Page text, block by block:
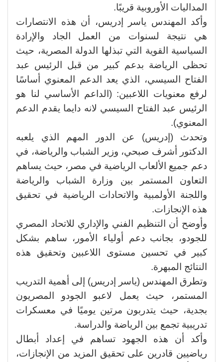
المداليات الأوروبية قريبًا.
وأكد المهندس ياسر إدريس، أن هذه الانتصارات
هي نتيجة لسنوات من العمل الجاد والإرادة
السياسية القوية التي تبذلها الدولة المصرية، حيث
تحظى الرياضة بدعم كبير من قبل الرئيس عبد
الفتاح السيسي، الذي يعد الدعم المعنوي أساسًا
لرفع معنويات اللاعبين: (الداعم الأساسي لنا هو
الرئيس عبد الفتاح السيسي لانه دايما يقدم الدعم
المعنوي).
وتحدث (إدريس) عن الدور المهم الذي يلعبه
الدكتور أشرف صبحي، وزير الشباب والرياضة، في
دعم جميع الألعاب الرياضية في مصر، حيث يساهم
التعاون المستمر بين وزارة الشباب والرياضة
واللجنة الأولمبية والاتحادات الرياضية في تحقيق
هذه الإنجازات.
وأوضح أن التنظيم الفني والإداري للاتحاد المصري
للجودو، بجانب دعم أولياء الأمور، ساهم بشكل
كبير في تحسين مستوى اللاعبين وتحقيق هذه
النتائج المبهرة.
وتطرق المهندس (ياسر إدريس) إلى أهمية التدريب
المستمر، حيث يعمل لاعبو الجودو المصريون
بجدية، حيث يتدربون مرتين يوميًا في معسكرات
تدريبية تجمع بين الرياضة والدراسة.
وأكد أن هذه الجهود تساهم في إعداد أبطال
رياضيين قادرين على تحقيق المزيد من الإنجازات،